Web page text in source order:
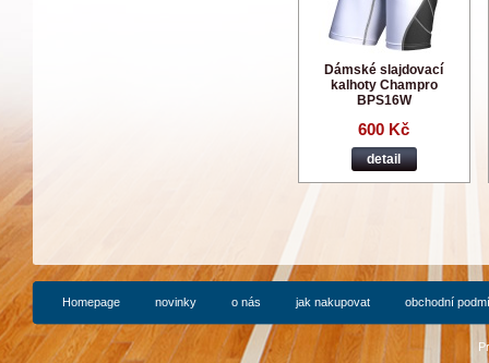
Dámské slajdovací
kalhoty Champro
BPS16W
600 Kč
detail
Homepage novinky o nás jak nakupovat obchodní